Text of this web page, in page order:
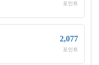
포인트
2,077
포인트